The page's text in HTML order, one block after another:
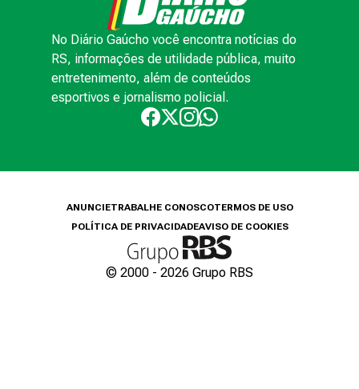
No Diário Gaúcho você encontra notícias do
RS, informações de utilidade pública, muito
entretenimento, além de conteúdos
esportivos e jornalismo policial.
ANUNCIETRABALHE CONOSCOTERMOS DE USO
POLÍTICA DE PRIVACIDADEAVISO DE COOKIES
© 2000 - 2026 Grupo RBS